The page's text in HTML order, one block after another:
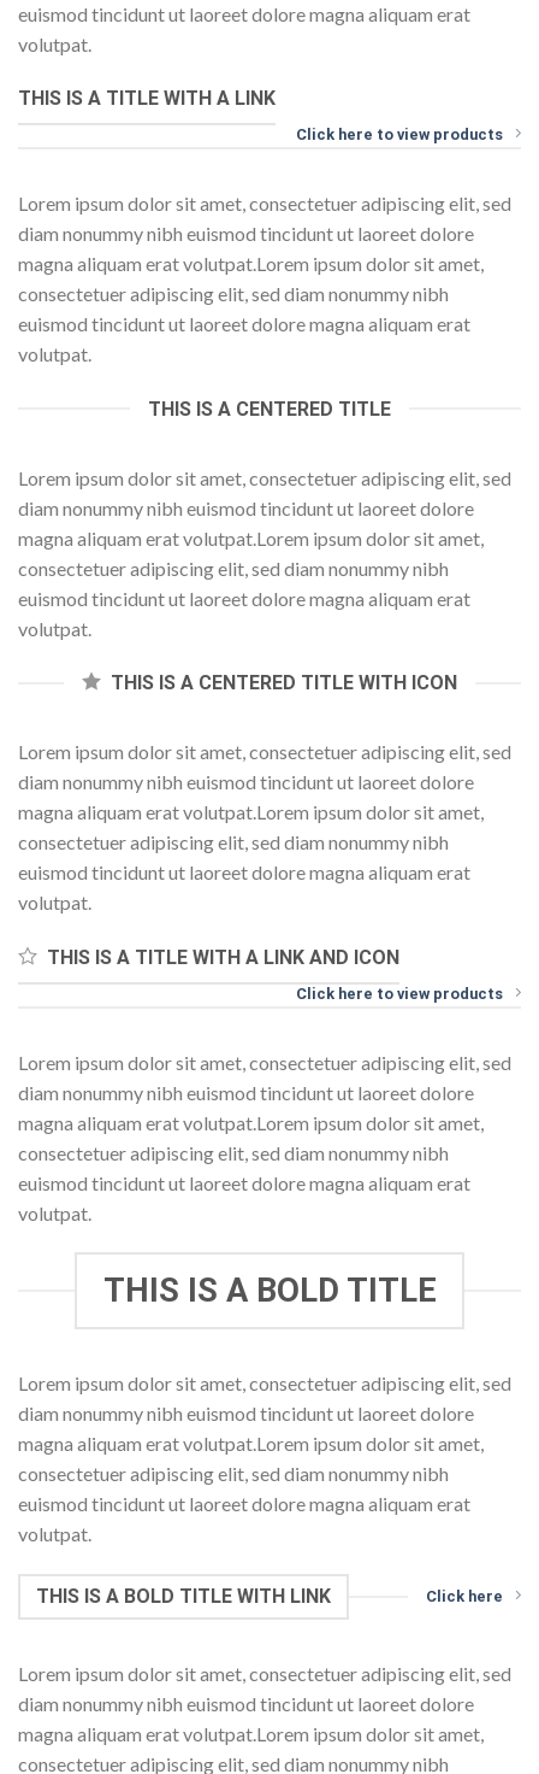
euismod tincidunt ut laoreet dolore magna aliquam erat
volutpat.
THIS IS A TITLE WITH A LINK
Click here to view products
Lorem ipsum dolor sit amet, consectetuer adipiscing elit, sed
diam nonummy nibh euismod tincidunt ut laoreet dolore
magna aliquam erat volutpat.Lorem ipsum dolor sit amet,
consectetuer adipiscing elit, sed diam nonummy nibh
euismod tincidunt ut laoreet dolore magna aliquam erat
volutpat.
THIS IS A CENTERED TITLE
Lorem ipsum dolor sit amet, consectetuer adipiscing elit, sed
diam nonummy nibh euismod tincidunt ut laoreet dolore
magna aliquam erat volutpat.Lorem ipsum dolor sit amet,
consectetuer adipiscing elit, sed diam nonummy nibh
euismod tincidunt ut laoreet dolore magna aliquam erat
volutpat.
THIS IS A CENTERED TITLE WITH ICON
Lorem ipsum dolor sit amet, consectetuer adipiscing elit, sed
diam nonummy nibh euismod tincidunt ut laoreet dolore
magna aliquam erat volutpat.Lorem ipsum dolor sit amet,
consectetuer adipiscing elit, sed diam nonummy nibh
euismod tincidunt ut laoreet dolore magna aliquam erat
volutpat.
THIS IS A TITLE WITH A LINK AND ICON
Click here to view products
Lorem ipsum dolor sit amet, consectetuer adipiscing elit, sed
diam nonummy nibh euismod tincidunt ut laoreet dolore
magna aliquam erat volutpat.Lorem ipsum dolor sit amet,
consectetuer adipiscing elit, sed diam nonummy nibh
euismod tincidunt ut laoreet dolore magna aliquam erat
volutpat.
THIS IS A BOLD TITLE
Lorem ipsum dolor sit amet, consectetuer adipiscing elit, sed
diam nonummy nibh euismod tincidunt ut laoreet dolore
magna aliquam erat volutpat.Lorem ipsum dolor sit amet,
consectetuer adipiscing elit, sed diam nonummy nibh
euismod tincidunt ut laoreet dolore magna aliquam erat
volutpat.
THIS IS A BOLD TITLE WITH LINK Click here
Lorem ipsum dolor sit amet, consectetuer adipiscing elit, sed
diam nonummy nibh euismod tincidunt ut laoreet dolore
magna aliquam erat volutpat.Lorem ipsum dolor sit amet,
consectetuer adipiscing elit, sed diam nonummy nibh